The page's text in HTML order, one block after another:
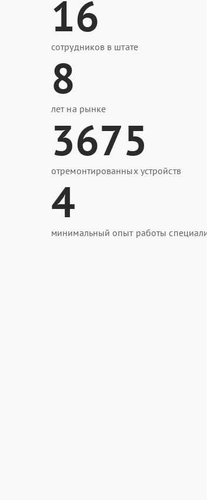
16
сотрудников в штате
8
лет на рынке
3675
отремонтированных устройств
4
минимальный опыт работы